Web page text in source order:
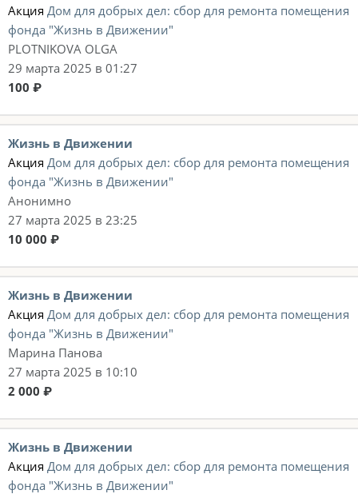
Акция Дом для добрых дел: сбор для ремонта помещения
фонда "Жизнь в Движении"
PLOTNIKOVA OLGA
29 марта 2025 в 01:27
100 ₽
Жизнь в Движении
Акция Дом для добрых дел: сбор для ремонта помещения
фонда "Жизнь в Движении"
Анонимно
27 марта 2025 в 23:25
10 000 ₽
Жизнь в Движении
Акция Дом для добрых дел: сбор для ремонта помещения
фонда "Жизнь в Движении"
Марина Панова
27 марта 2025 в 10:10
2 000 ₽
Жизнь в Движении
Акция Дом для добрых дел: сбор для ремонта помещения
фонда "Жизнь в Движении"